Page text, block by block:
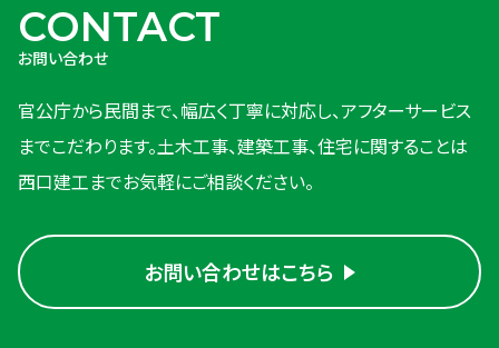
CONTACT
お問い合わせ
官公庁から民間まで、幅広く丁寧に対応し、アフターサービス
までこだわります。土木工事、建築工事、住宅に関することは
西口建工までお気軽にご相談ください。
お問い合わせはこちら